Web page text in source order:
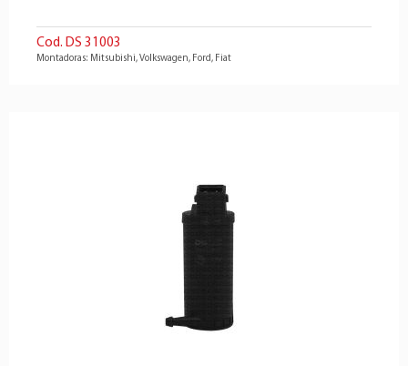
Cod. DS 31003
Montadoras: Mitsubishi, Volkswagen, Ford, Fiat